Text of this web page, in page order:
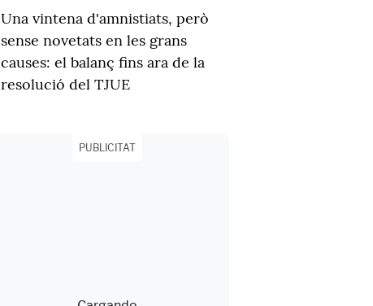
Una vintena d'amnistiats, però
sense novetats en les grans
causes: el balanç fins ara de la
resolució del TJUE
PUBLICITAT